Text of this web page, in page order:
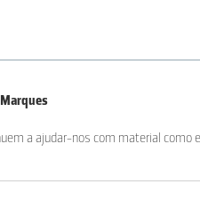
a ajudar-nos com material como